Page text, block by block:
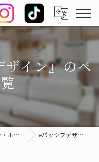
ザイン』のペ
鹿児島の注文住宅なら株式会社イオン・ホーム #パッシブデザイン